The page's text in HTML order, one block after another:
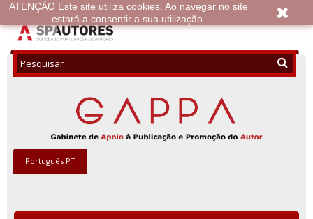
Português PT
ATENÇÃO Este site utiliza cookies. Ao navegar no site
estará a consentir a sua utilização.